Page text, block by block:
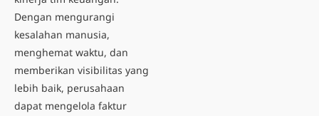
Dengan mengurangi
kesalahan manusia,
menghemat waktu, dan
memberikan visibilitas yang
lebih baik, perusahaan
dapat mengelola faktur